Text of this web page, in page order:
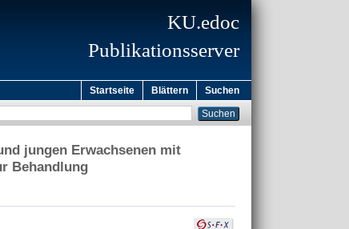
KU.edoc
Publikationsserver
Startseite Blättern Suchen
jungen Erwachsenen mit
Behandlung